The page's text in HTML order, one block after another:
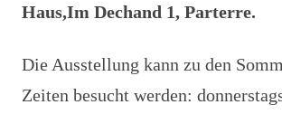
Haus,Im Dechand 1, Parterre.
Die Ausstellung kann zu den
Zeiten besucht werden: